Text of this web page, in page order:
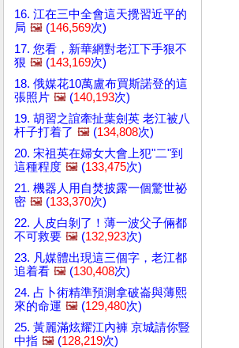
16. 江在三中全會這天攪習近平的
局 🖼️ (146,569次)
17. 您看，新華網對老江下手狠不
狠 🖼️ (143,169次)
18. 俄媒花10萬盧布買斯諾登的這
張照片 🖼️ (140,193次)
19. 胡習之誼牽扯葉劍英 老江被八
杆子打着了 🖼️ (134,808次)
20. 宋祖英在婦女大會上犯"二"到
這種程度 🖼️ (133,475次)
21. 機器人用自焚披露一個驚世祕
密 🖼️ (133,370次)
22. 人皮白剝了！薄一波父子倆都
不可救要 🖼️ (132,923次)
23. 凡媒體出現這三個字，老江都
追着看 🖼️ (130,408次)
24. 占卜術精準預測拿破崙與薄熙
來的命運 🖼️ (129,480次)
25. 黃麗滿炫耀江內褲 京城請你豎
中指 🖼️ (128,219次)